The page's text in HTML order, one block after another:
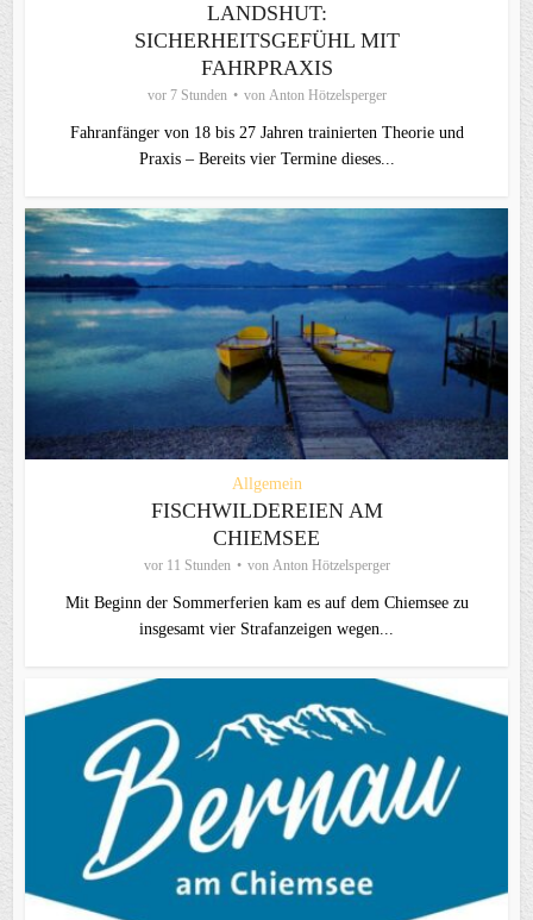
LANDSHUT:
SICHERHEITSGEFÜHL MIT
FAHRPRAXIS
vor 7 Stunden von Anton Hötzelsperger
Fahranfänger von 18 bis 27 Jahren trainierten Theorie und
Praxis – Bereits vier Termine dieses...
Allgemein
FISCHWILDEREIEN AM
CHIEMSEE
vor 11 Stunden von Anton Hötzelsperger
Mit Beginn der Sommerferien kam es auf dem Chiemsee zu
insgesamt vier Strafanzeigen wegen...